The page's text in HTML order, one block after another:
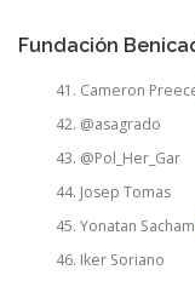
Fundación
Cameron
@asagrado
@Pol_Her_Gar
Josep Tomas
Yonatan Sacham
Iker Soriano